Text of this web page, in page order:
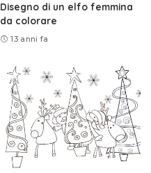
Disegno di un elfo femmina
da colorare
13 anni fa